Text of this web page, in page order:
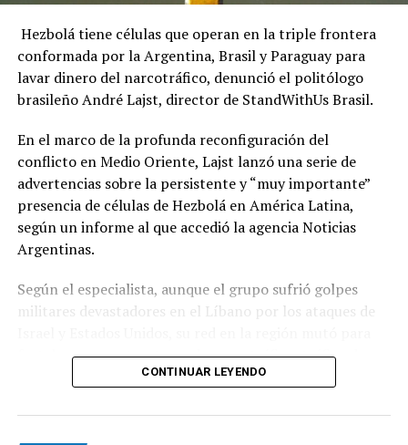
Hezbolá tiene células que operan en la triple frontera
conformada por la Argentina, Brasil y Paraguay para
lavar dinero del narcotráfico, denunció el politólogo
brasileño André Lajst, director de StandWithUs Brasil.
En el marco de la profunda reconfiguración del
conflicto en Medio Oriente, Lajst lanzó una serie de
advertencias sobre la persistente y “muy importante”
presencia de células de Hezbolá en América Latina,
según un informe al que accedió la agencia Noticias
Argentinas.
Según el especialista, aunque el grupo sufrió golpes
militares devastadores en el Líbano por los ataques de
fortalecer sus estructuras de narcotráfico, tráfico de
armas y lavado de dinero, informó DNEWS en las últimas
El partido-milicia chií libanés Hezbolá fue declarado
CONTINUAR LEYENDO